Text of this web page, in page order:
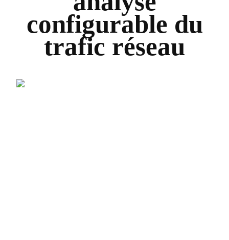
configurable du
trafic réseau